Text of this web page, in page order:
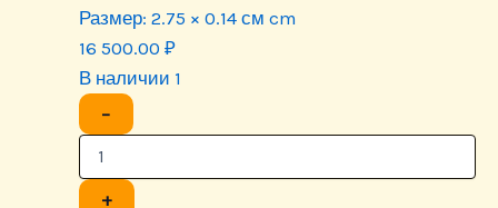
Размер: 2.75 × 0.14 см cm
16 500.00 ₽
В наличии 1
−
+